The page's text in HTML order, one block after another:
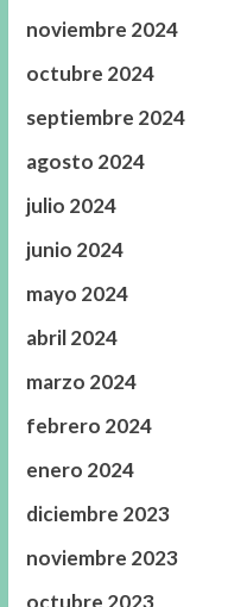
noviembre 2024
octubre 2024
septiembre 2024
agosto 2024
julio 2024
junio 2024
mayo 2024
abril 2024
marzo 2024
febrero 2024
enero 2024
diciembre 2023
noviembre 2023
octubre 2023